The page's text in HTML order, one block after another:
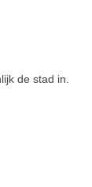
de stad in.